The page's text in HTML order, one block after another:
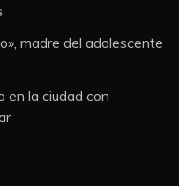
madre del adolescente
en la ciudad con